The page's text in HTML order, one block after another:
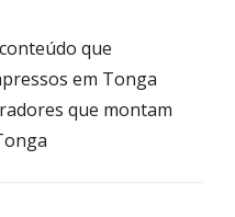
que
em Tonga
que montam